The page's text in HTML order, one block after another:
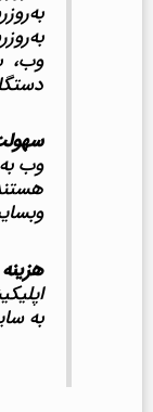
وب،
وب
به